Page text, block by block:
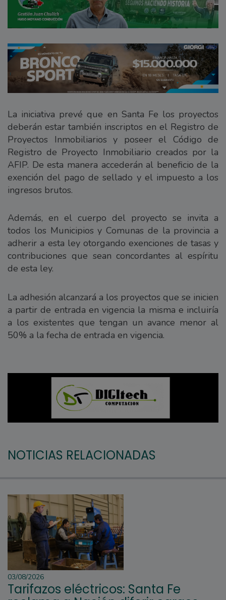
La iniciativa prevé que en Santa Fe los proyectos
deberán estar también inscriptos en el Registro de
Proyectos Inmobiliarios y poseer el Código de
Registro de Proyecto Inmobiliario creados por la
AFIP. De esta manera accederán al beneficio de la
exención del pago de sellado y el impuesto a los
ingresos brutos.
Además, en el cuerpo del proyecto se invita a
todos los Municipios y Comunas de la provincia a
adherir a esta ley otorgando exenciones de tasas y
contribuciones que sean concordantes al espíritu
de esta ley.
La adhesión alcanzará a los proyectos que se inicien
a partir de entrada en vigencia la misma e incluiría
a los existentes que tengan un avance menor al
50% a la fecha de entrada en vigencia.
NOTICIAS RELACIONADAS
03/08/2026
Tarifazos eléctricos: Santa Fe